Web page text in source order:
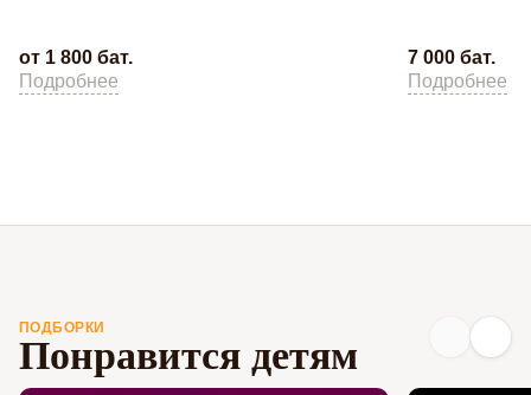
от 1 800 бат.
Подробнее
7 000 бат.
Подробнее
ПОДБОРКИ
Понравится детям